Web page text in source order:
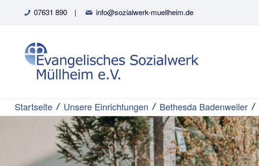
07631 890 | info@sozialwerk-muellheim.de
Startseite / Unsere Einrichtungen / Bethesda Badenweiler /